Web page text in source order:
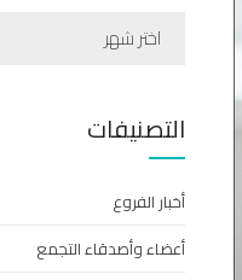
اختر شهر
التصنيفات
أخبار الفروع
أعضاء وأصدقاء التجمع